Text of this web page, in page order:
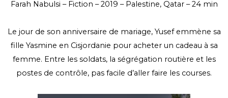
Farah Nabulsi – Fiction – 2019 – Palestine, Qatar – 24 min
Le jour de son anniversaire de mariage, Yusef emmène sa
fille Yasmine en Cisjordanie pour acheter un cadeau à sa
femme. Entre les soldats, la ségrégation routière et les
postes de contrôle, pas facile d’aller faire les courses.